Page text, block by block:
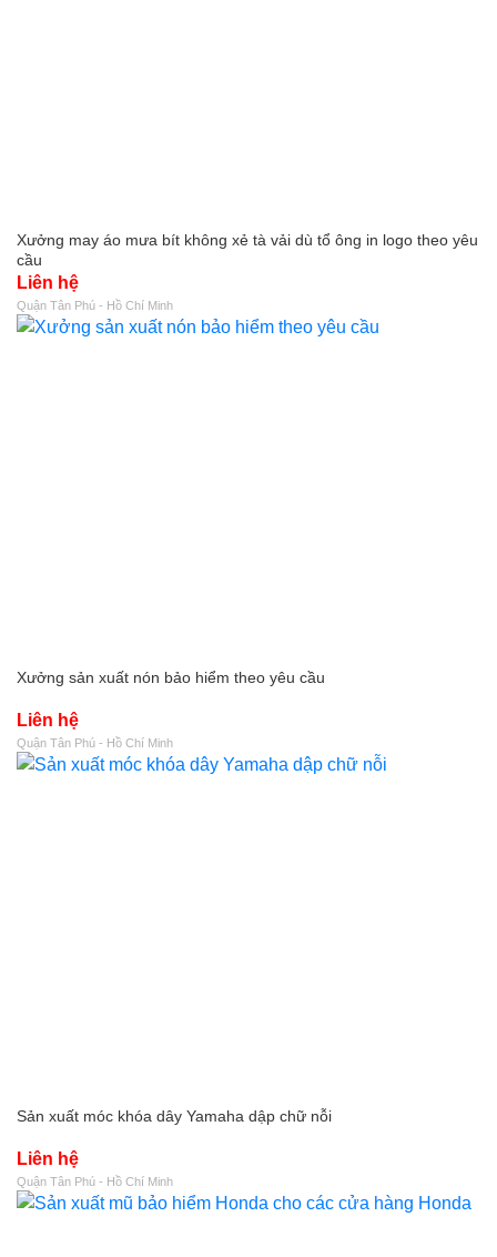
Xưởng may áo mưa bít không xẻ tà vải dù tổ ông in logo theo yêu
cầu
Liên hệ
Quận Tân Phú - Hồ Chí Minh
Xưởng sản xuất nón bảo hiểm theo yêu cầu
Liên hệ
Quận Tân Phú - Hồ Chí Minh
Sản xuất móc khóa dây Yamaha dập chữ nỗi
Liên hệ
Quận Tân Phú - Hồ Chí Minh